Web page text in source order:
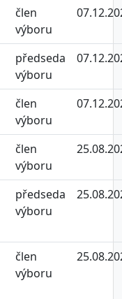
člen
výboru
předseda
výboru
člen
výboru
člen
výboru
předseda
výboru
člen
výboru